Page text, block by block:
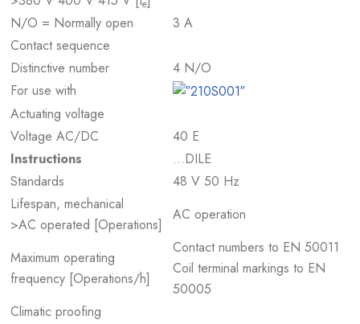
e
N/O = Normally open
3 A
Contact sequence
Distinctive number
4 N/O
For use with
Actuating voltage
Voltage AC/DC
40 E
Instructions
…DILE
Standards
48 V 50 Hz
Lifespan, mechanical
>AC operated [Operations]
AC operation
Maximum operating
frequency [Operations/h]
Contact numbers to EN 50011
Coil terminal markings to EN
50005
Climatic proofing